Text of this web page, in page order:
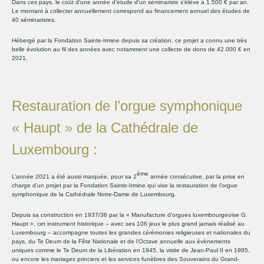
Dans ces pays, le coût d’une année d’étude d’un séminariste s’élève à 1.500 € par an.
Le montant à collecter annuellement correspond au financement annuel des études de
40 séminaristes.
Hébergé par la Fondation Sainte-Irmine depuis sa création, ce projet a connu une très
belle évolution au fil des années avec notamment une collecte de dons de 42.000 € en
2021.
Restauration de l’orgue symphonique
« Haupt » de la Cathédrale de
Luxembourg :
L’année 2021 a été aussi marquée, pour sa 2ème année consécutive, par la prise en
charge d’un projet par la Fondation Sainte-Irmine qui vise la restauration de l’orgue
symphonique de la Cathédrale Notre-Dame de Luxembourg.
Depuis sa construction en 1937/38 par la « Manufacture d’orgues luxembourgeoise G.
Haupt », cet instrument historique – avec ses 106 jeux le plus grand jamais réalisé au
Luxembourg – accompagne toutes les grandes cérémonies religieuses et nationales du
pays, du Te Deum de la Fête Nationale et de l’Octave annuelle aux évènements
uniques comme le Te Deum de la Libération en 1945, la visite de Jean-Paul II en 1985,
ou encore les mariages princiers et les services funèbres des Souverains du Grand-